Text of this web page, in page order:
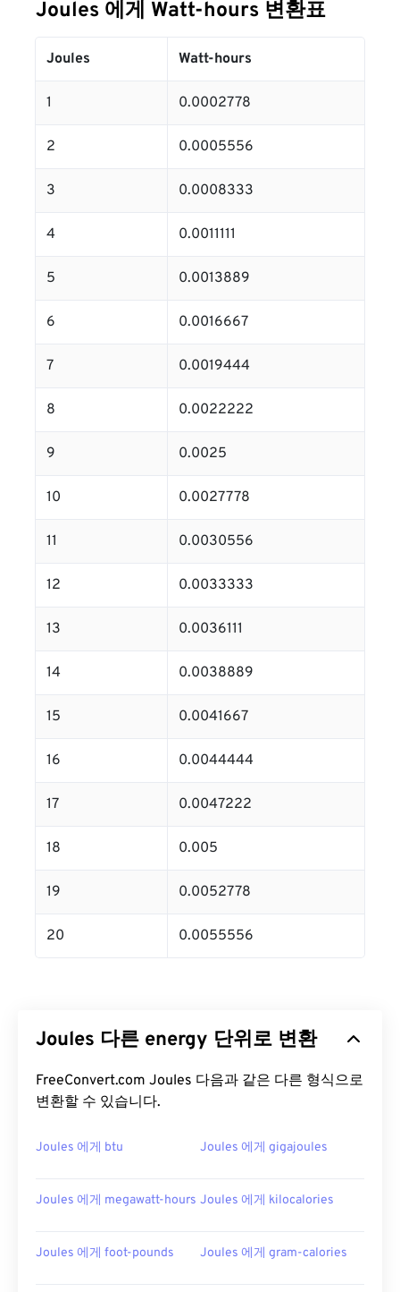
Joules 에게 Watt-hours 변환표
Joules Watt-hours
1 0.0002778
2 0.0005556
3 0.0008333
4 0.0011111
5 0.0013889
6 0.0016667
7 0.0019444
8 0.0022222
9 0.0025
10 0.0027778
11 0.0030556
12 0.0033333
13 0.0036111
14 0.0038889
15 0.0041667
16 0.0044444
17 0.0047222
18 0.005
19 0.0052778
20 0.0055556
Joules 다른 energy 단위로 변환
FreeConvert.com Joules 다음과 같은 다른 형식으로
변환할 수 있습니다.
Joules 에게 btu Joules 에게 gigajoules
Joules 에게 megawatt-hours Joules 에게 kilocalories
Joules 에게 foot-pounds Joules 에게 gram-calories